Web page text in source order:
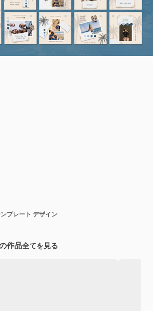
プレート デザイン
作品全てを見る